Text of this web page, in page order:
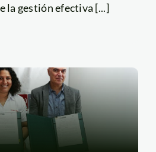
la gestión efectiva [...]